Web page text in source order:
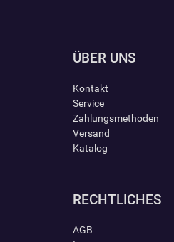
ÜBER UNS
Kontakt
Service
Zahlungsmethoden
Versand
Katalog
RECHTLICHES
AGB